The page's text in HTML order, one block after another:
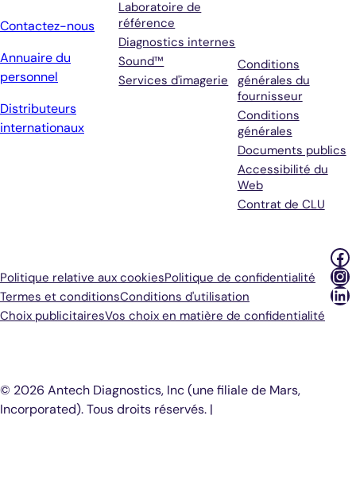
Contactez-nous
Annuaire du
personnel
Distributeurs
internationaux
Laboratoire de
référence
Diagnostics internes
Sound™
Services d'imagerie
Conditions
générales du
fournisseur
Conditions
générales
Documents publics
Accessibilité du
Web
Contrat de CLU
Politique relative aux cookiesPolitique de confidentialité
Termes et conditionsConditions d'utilisation
Choix publicitairesVos choix en matière de confidentialité
© 2026 Antech Diagnostics, Inc (une filiale de Mars,
Incorporated). Tous droits réservés. |